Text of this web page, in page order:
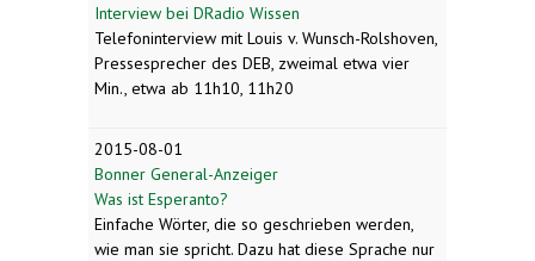
Interview bei DRadio Wissen
Telefoninterview mit Louis v. Wunsch-Rolshoven,
Pressesprecher des DEB, zweimal etwa vier
Min., etwa ab 11h10, 11h20
2015-08-01
Bonner General-Anzeiger
Was ist Esperanto?
Einfache Wörter, die so geschrieben werden,
wie man sie spricht. Dazu hat diese Sprache nur